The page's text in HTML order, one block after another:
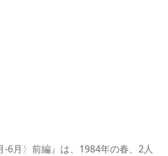
‐6月〉前編』は、1984年の春、2人